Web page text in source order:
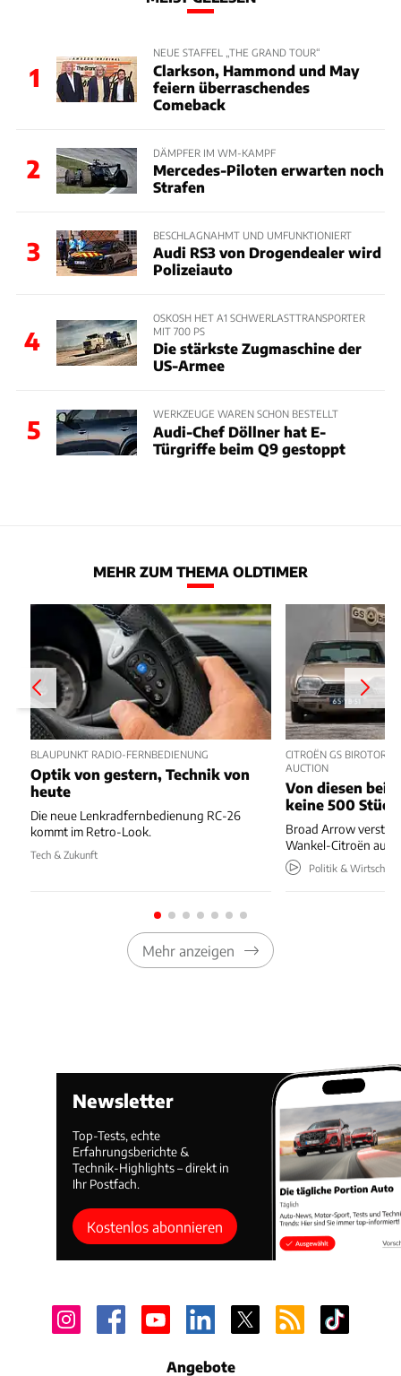
1
NEUE STAFFEL „THE GRAND TOUR“
Clarkson, Hammond und May
feiern überraschendes
Comeback
2
DÄMPFER IM WM-KAMPF
Mercedes-Piloten erwarten noch
Strafen
3
BESCHLAGNAHMT UND UMFUNKTIONIERT
Audi RS3 von Drogendealer wird
Polizeiauto
4
OSKOSH HET A1 SCHWERLASTTRANSPORTER
MIT 700 PS
Die stärkste Zugmaschine der
US-Armee
5
WERKZEUGE WAREN SCHON BESTELLT
Audi-Chef Döllner hat E-
Türgriffe beim Q9 gestoppt
MEHR ZUM THEMA OLDTIMER
BLAUPUNKT RADIO-FERNBEDIENUNG
Optik von gestern, Technik von
heute
Die neue Lenkradfernbedienung RC-26
kommt im Retro-Look.
Tech & Zukunft
CITROËN GS BIROTOR
AUCTION
Von diesen
keine 500 Stück
Broad Arrow
Wankel-Citroën aus
Politik & Wirtschaft
Mehr anzeigen
Newsletter
Top-Tests, echte
Erfahrungsberichte &
Technik-Highlights – direkt in
Ihr Postfach.
Kostenlos abonnieren
Angebote